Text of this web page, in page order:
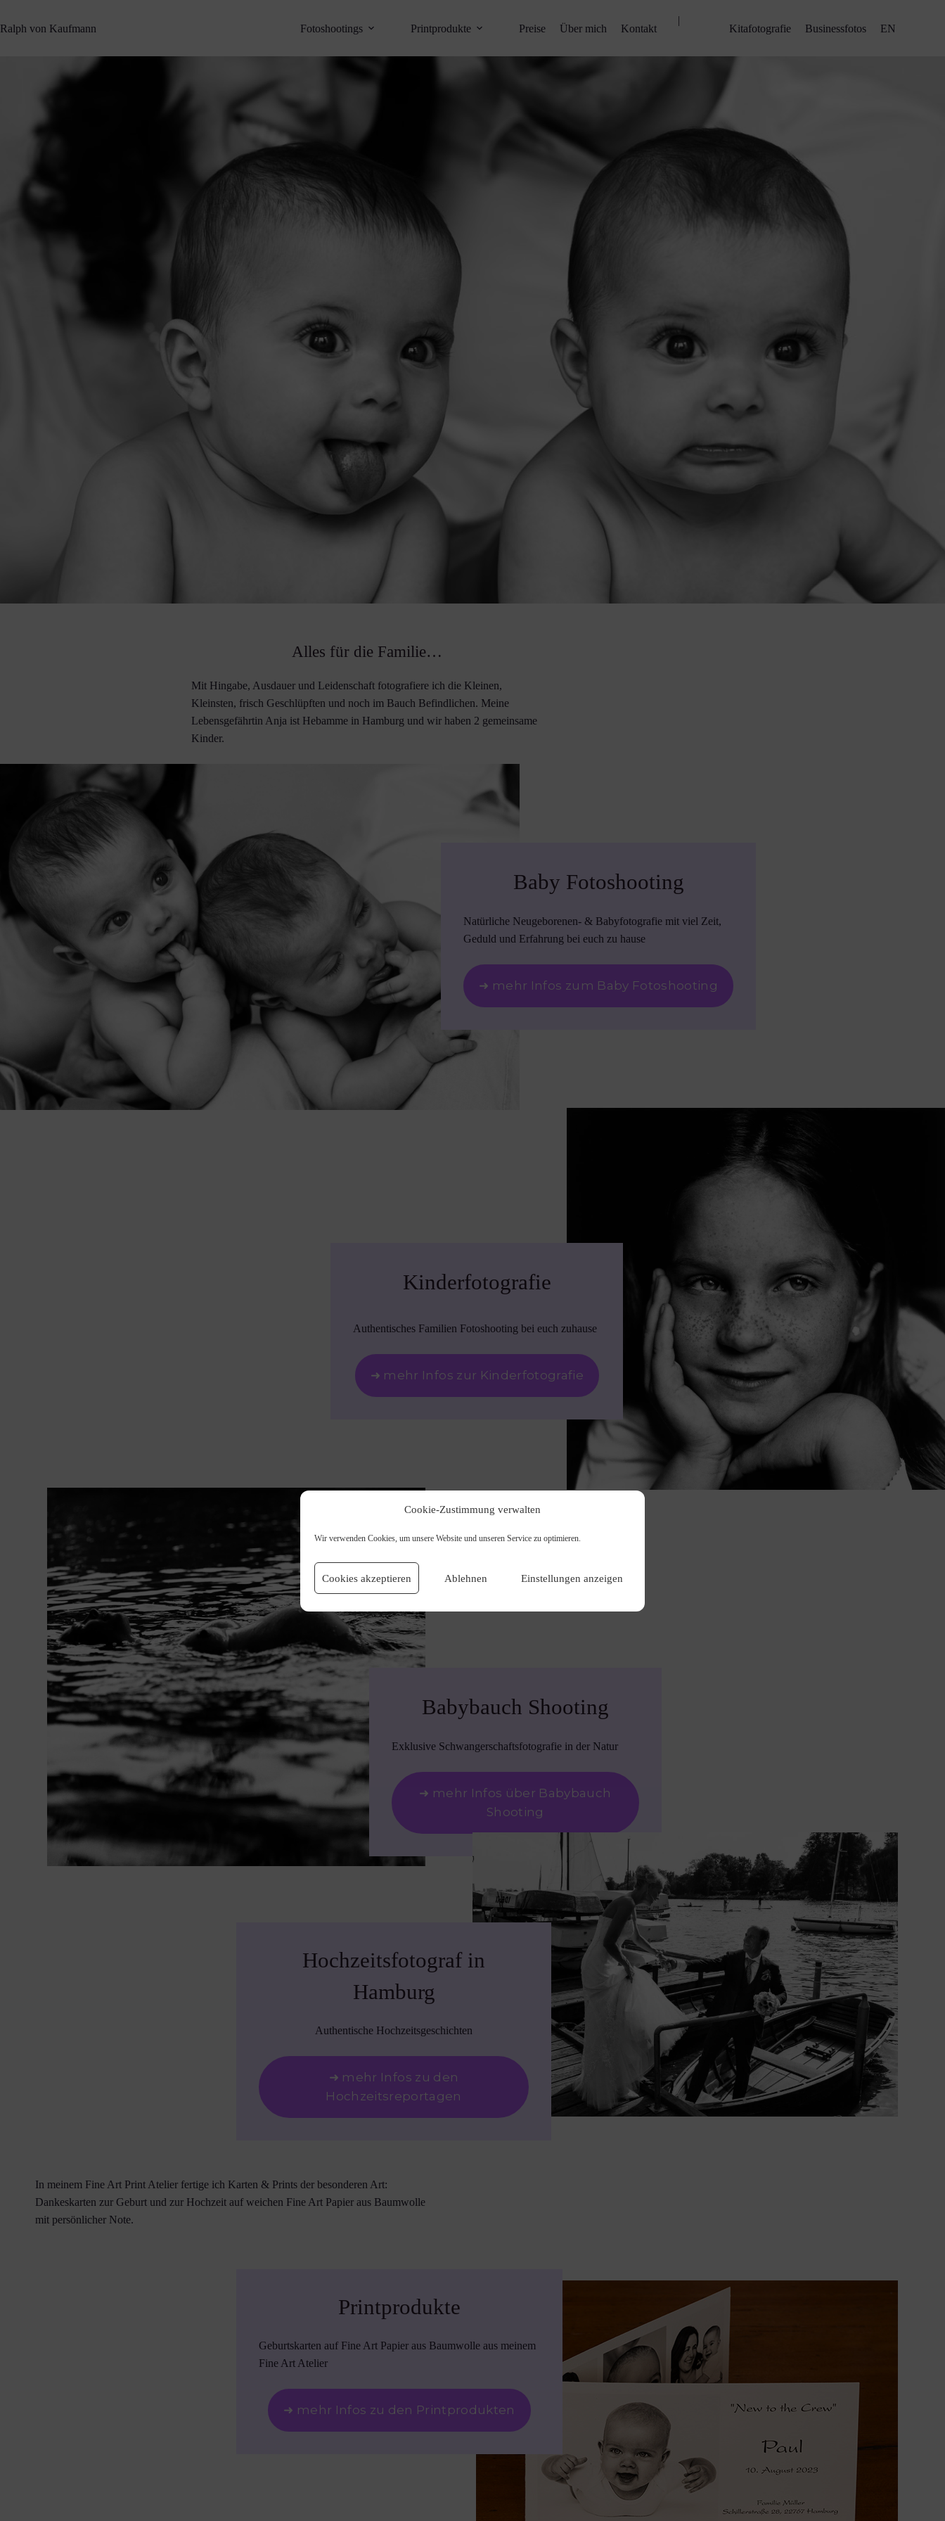
Cookie-Zustimmung verwalten
Wir verwenden Cookies, um unsere Website und unseren Service zu optimieren.
Cookies akzeptieren Ablehnen Einstellungen anzeigen
Inhalt
Ralph von Kaufmann Fotoshootings Printprodukte Preise Über mich Kontakt
|
Kitafotografie Businessfotos EN
Alles für die Familie…
Mit Hingabe, Ausdauer und Leidenschaft fotografiere ich die Kleinen,
Kleinsten, frisch Geschlüpften und noch im Bauch Befindlichen. Meine
Lebensgefährtin Anja ist Hebamme in Hamburg und wir haben 2 gemeinsame
Kinder.
Baby Fotoshooting
Natürliche Neugeborenen- & Babyfotografie mit viel Zeit,
Geduld und Erfahrung bei euch zu hause
➜ mehr Infos zum Baby Fotoshooting
Kinderfotografie
Authentisches Familien Fotoshooting bei euch zuhause
➜ mehr Infos zur Kinderfotografie
Babybauch Shooting
Exklusive Schwangerschaftsfotografie in der Natur
➜ mehr Infos über Babybauch
Shooting
Hochzeitsfotograf in
Hamburg
Authentische Hochzeitsgeschichten
➜ mehr Infos zu den
Hochzeitsreportagen
In meinem Fine Art Print Atelier fertige ich Karten & Prints der besonderen Art:
Dankeskarten zur Geburt und zur Hochzeit auf weichen Fine Art Papier aus Baumwolle
mit persönlicher Note.
Printprodukte
Geburtskarten auf Fine Art Papier aus Baumwolle aus meinem
Fine Art Atelier
➜ mehr Infos zu den Printprodukten